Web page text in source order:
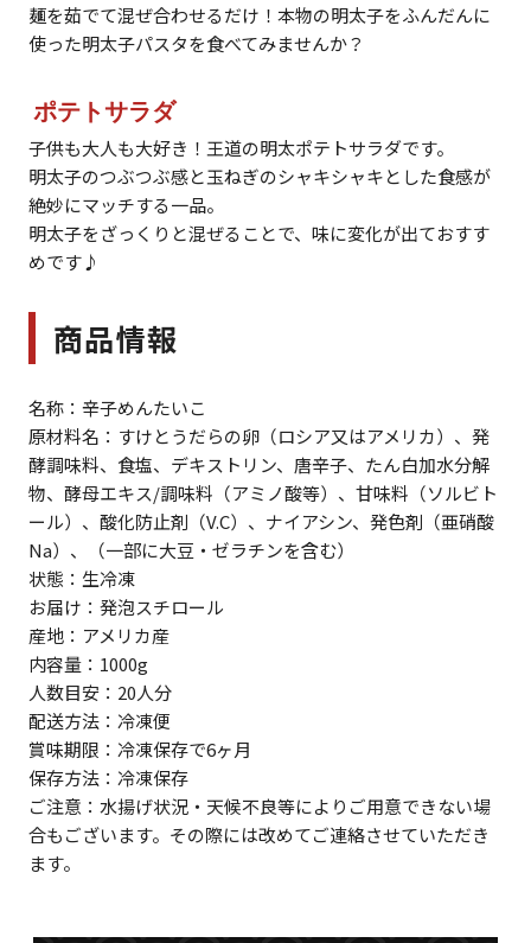
麺を茹でて混ぜ合わせるだけ！本物の明太子をふんだんに
使った明太子パスタを食べてみませんか？
ポテトサラダ
子供も大人も大好き！王道の明太ポテトサラダです。
明太子のつぶつぶ感と玉ねぎのシャキシャキとした食感が
絶妙にマッチする一品。
明太子をざっくりと混ぜることで、味に変化が出ておすす
めです♪
商品情報
名称：辛子めんたいこ
原材料名：すけとうだらの卵（ロシア又はアメリカ）、発
酵調味料、食塩、デキストリン、唐辛子、たん白加水分解
物、酵母エキス/調味料（アミノ酸等）、甘味料（ソルビト
ール）、酸化防止剤（V.C）、ナイアシン、発色剤（亜硝酸
Na）、（一部に大豆・ゼラチンを含む）
状態：生冷凍
お届け：発泡スチロール
産地：アメリカ産
内容量：1000g
人数目安：20人分
配送方法：冷凍便
賞味期限：冷凍保存で6ヶ月
保存方法：冷凍保存
ご注意：水揚げ状況・天候不良等によりご用意できない場
合もございます。その際には改めてご連絡させていただき
ます。